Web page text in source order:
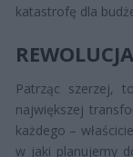
katastrofę dla
Patrząc szerzej,
największej
każdego –
w jaki planujemy